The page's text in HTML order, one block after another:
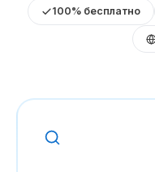
100% бесплатно